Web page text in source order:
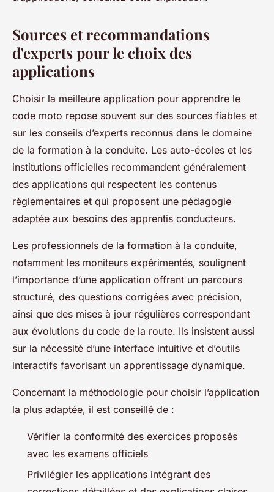
Sources et recommandations
d'experts pour le choix des
applications
Choisir la meilleure application pour apprendre le
code moto repose souvent sur des sources fiables et
sur les conseils d’experts reconnus dans le domaine
de la formation à la conduite. Les auto-écoles et les
institutions officielles recommandent généralement
des applications qui respectent les contenus
règlementaires et qui proposent une pédagogie
adaptée aux besoins des apprentis conducteurs.
Les professionnels de la formation à la conduite,
notamment les moniteurs expérimentés, soulignent
l’importance d’une application offrant un parcours
structuré, des questions corrigées avec précision,
ainsi que des mises à jour régulières correspondant
aux évolutions du code de la route. Ils insistent aussi
sur la nécessité d’une interface intuitive et d’outils
interactifs favorisant un apprentissage dynamique.
Concernant la méthodologie pour choisir l’application
la plus adaptée, il est conseillé de :
Vérifier la conformité des exercices proposés
avec les examens officiels
Privilégier les applications intégrant des